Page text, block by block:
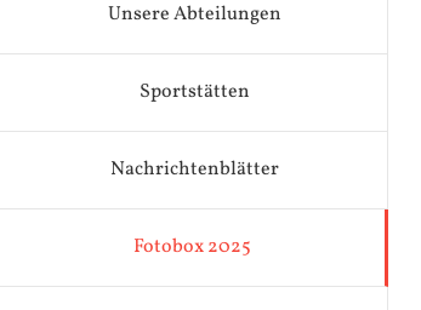
Unsere Abteilungen
Sportstätten
Nachrichtenblätter
Fotobox 2025